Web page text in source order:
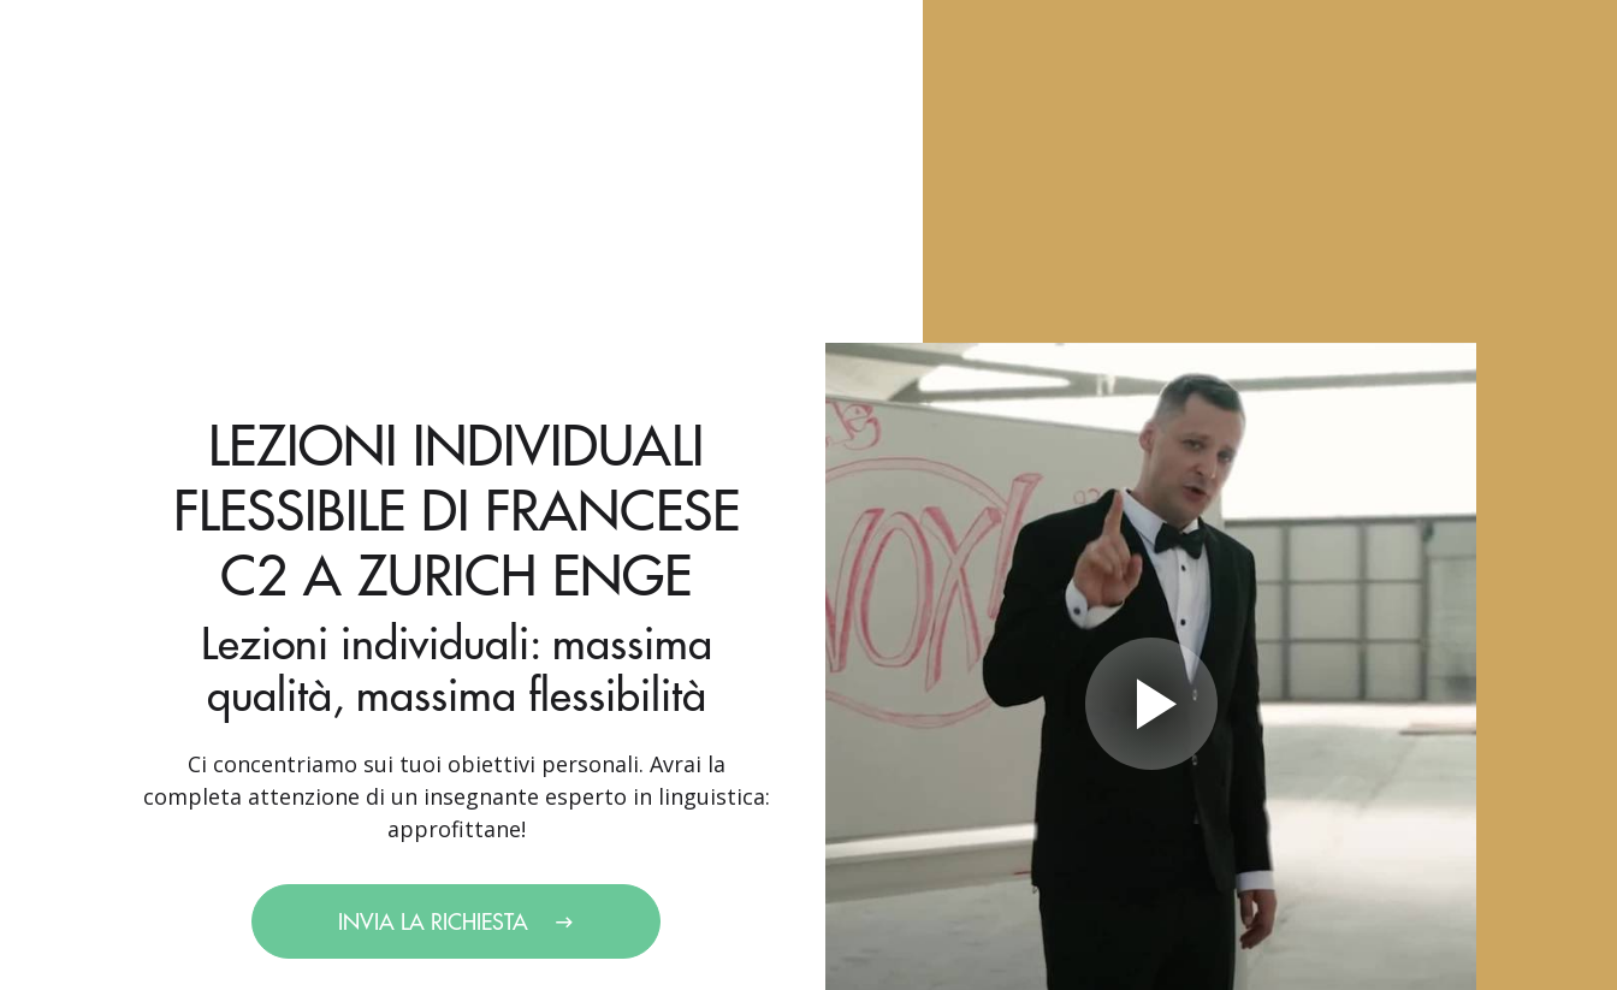
LEZIONI INDIVIDUALI
FLESSIBILE DI FRANCESE
C2 A ZURICH ENGE
Lezioni individuali: massima
qualità, massima flessibilità
Ci concentriamo sui tuoi obiettivi personali. Avrai la
completa attenzione di un insegnante esperto in linguistica:
approfittane!
INVIA LA RICHIESTA